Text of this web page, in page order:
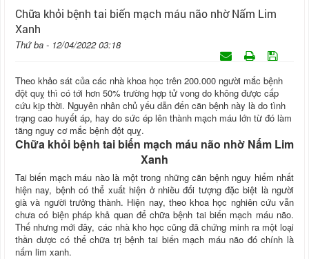
Chữa khỏi bệnh tai biến mạch máu não nhờ Nấm Lim
Xanh
Thứ ba - 12/04/2022 03:18
Theo khảo sát của các nhà khoa học trên 200.000 người mắc bệnh
đột quỵ thì có tới hơn 50% trường hợp tử vong do không được cấp
cứu kịp thời. Nguyên nhân chủ yếu dẫn đến căn bệnh này là do tình
trạng cao huyết áp, hay do sức ép lên thành mạch máu lớn từ đó làm
tăng nguy cơ mắc bệnh đột quỵ.
Chữa khỏi bệnh tai biến mạch máu não nhờ Nấm Lim
Xanh
Tai biến mạch máu nào là một trong những căn bệnh nguy hiểm nhất
hiện nay, bệnh có thể xuất hiện ở nhiều đối tượng đặc biệt là người
già và người trưởng thành. Hiện nay, theo khoa học nghiên cứu vẫn
chưa có biện pháp khả quan để chữa bệnh tai biến mạch máu não.
Thế nhưng mới đây, các nhà kho học cũng đã chứng minh ra một loại
thần dược có thể chữa trị bệnh tai biến mạch máu não đó chính là
nấm lim xanh.